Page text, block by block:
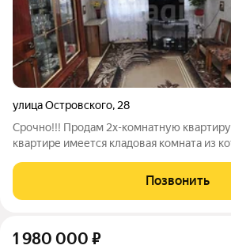
улица Островского, 28
Срочно!!! Продам 2х-комнатную
квартире имеется кладовая комната из
достаточно просторный. . Соседи тихие,
общительные. Стены дома кирпичные, это
Позвонить
1 980 000 ₽